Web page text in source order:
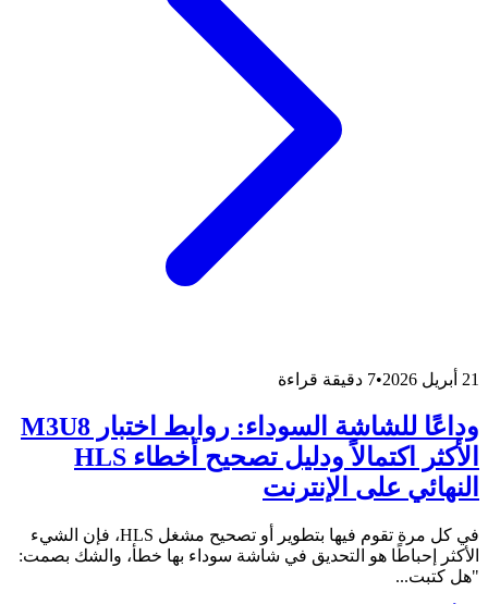
21 أبريل 2026 •7 دقيقة قراءة
وداعًا للشاشة السوداء: روابط اختبار M3U8
الأكثر اكتمالاً ودليل تصحيح أخطاء HLS
النهائي على الإنترنت
في كل مرة تقوم فيها بتطوير أو تصحيح مشغل HLS، فإن الشيء
الأكثر إحباطًا هو التحديق في شاشة سوداء بها خطأ، والشك بصمت:
"هل كتبت...